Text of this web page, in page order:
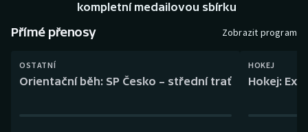
Biatlon
Boby a skeleton
Historické návraty
Aplikace ČT sport
AZ kvíz
kompletní medailovou sbírku
Přímé přenosy Zobrazit program
OSTATNÍ
Orientační běh: SP Česko – střední trať
HOKEJ
Hokej: